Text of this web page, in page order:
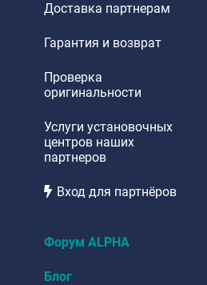
Доставка партнерам
Гарантия и возврат
Проверка
оригинальности
Услуги установочных
центров наших
партнеров
Вход для партнёров
Форум ALPHA
Блог